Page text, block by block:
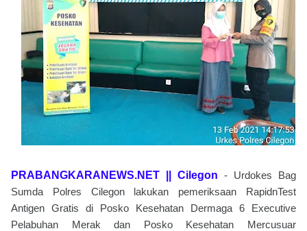
PRABANGKARANEWS.NET || Cilegon - Urdokes Bag
Sumda Polres Cilegon lakukan pemeriksaan RapidnTest
Antigen Gratis di Posko Kesehatan Dermaga 6 Executive
Pelabuhan Merak dan Posko Kesehatan Mercusuar